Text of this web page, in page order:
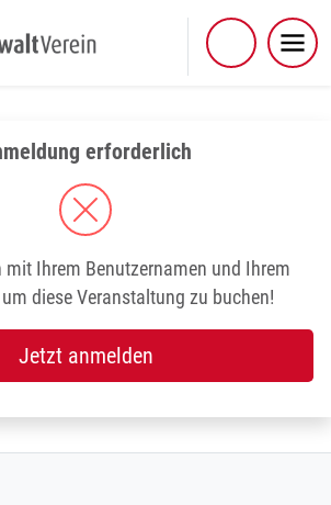
erforderlich
mit Ihrem Benutzernamen und Ihrem
diese Veranstaltung zu buchen!
Jetzt anmelden